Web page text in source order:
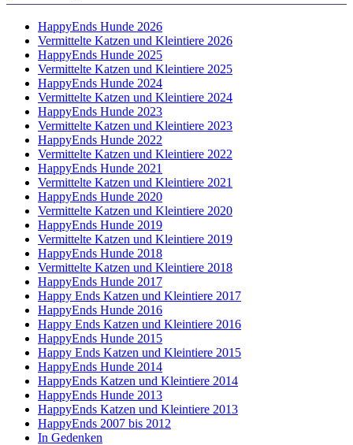
HappyEnds Hunde 2026
Vermittelte Katzen und Kleintiere 2026
HappyEnds Hunde 2025
Vermittelte Katzen und Kleintiere 2025
HappyEnds Hunde 2024
Vermittelte Katzen und Kleintiere 2024
HappyEnds Hunde 2023
Vermittelte Katzen und Kleintiere 2023
HappyEnds Hunde 2022
Vermittelte Katzen und Kleintiere 2022
HappyEnds Hunde 2021
Vermittelte Katzen und Kleintiere 2021
HappyEnds Hunde 2020
Vermittelte Katzen und Kleintiere 2020
HappyEnds Hunde 2019
Vermittelte Katzen und Kleintiere 2019
HappyEnds Hunde 2018
Vermittelte Katzen und Kleintiere 2018
HappyEnds Hunde 2017
Happy Ends Katzen und Kleintiere 2017
HappyEnds Hunde 2016
Happy Ends Katzen und Kleintiere 2016
HappyEnds Hunde 2015
Happy Ends Katzen und Kleintiere 2015
HappyEnds Hunde 2014
HappyEnds Katzen und Kleintiere 2014
HappyEnds Hunde 2013
HappyEnds Katzen und Kleintiere 2013
HappyEnds 2007 bis 2012
In Gedenken